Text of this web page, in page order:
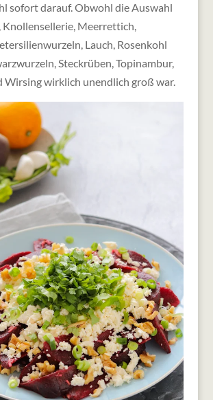
sofort darauf. Obwohl die Auswahl
Meerrettich,
Lauch, Rosenkohl
Steckrüben, Topinambur,
Wirsing wirklich unendlich groß war.